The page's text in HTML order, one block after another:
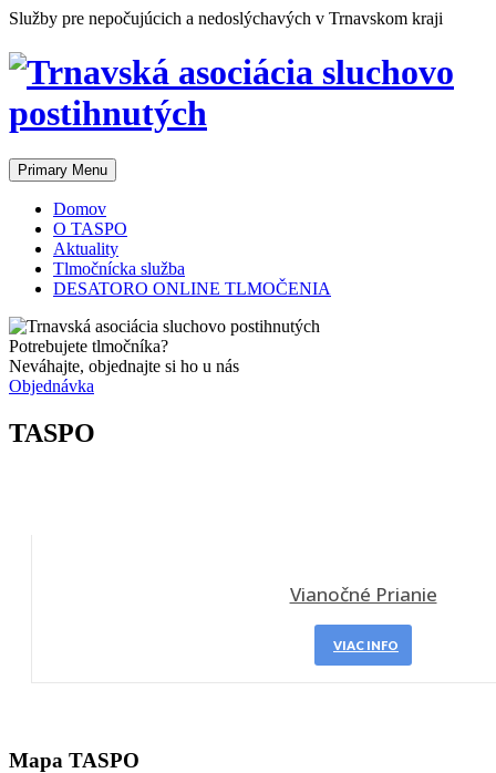
Skip
content
Služby pre nepočujúcich a nedoslýchavých v Trnavskom kraji
Primary Menu
Domov
O TASPO
Aktuality
Tlmočnícka služba
DESATORO ONLINE TLMOČENIA
Potrebujete tlmočníka?
Neváhajte, objednajte si ho u nás
Objednávka
TASPO
Vianočné Prianie
VIAC INFO
Mapa TASPO